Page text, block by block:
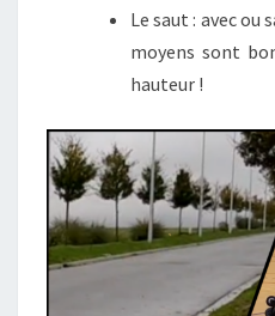
Le saut : avec
moyens sont
hauteur !